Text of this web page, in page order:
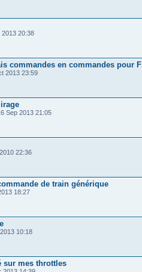
2013 20:38
commandes en commandes pour
2013 23:59
Sep 2013 21:05
22:36
de train générique
18:27
10:18
sur mes throttles